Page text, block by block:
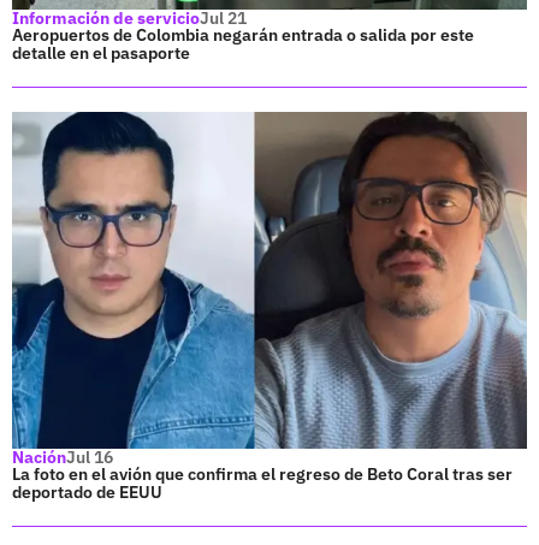
Información de servicioJul 21
Aeropuertos de Colombia negarán entrada o salida por este
detalle en el pasaporte
NaciónJul 16
La foto en el avión que confirma el regreso de Beto Coral tras ser
deportado de EEUU